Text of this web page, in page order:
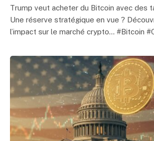
Trump veut acheter du Bitcoin avec des
Une réserve stratégique en vue ?
l’impact sur le marché crypto… #Bitcoin